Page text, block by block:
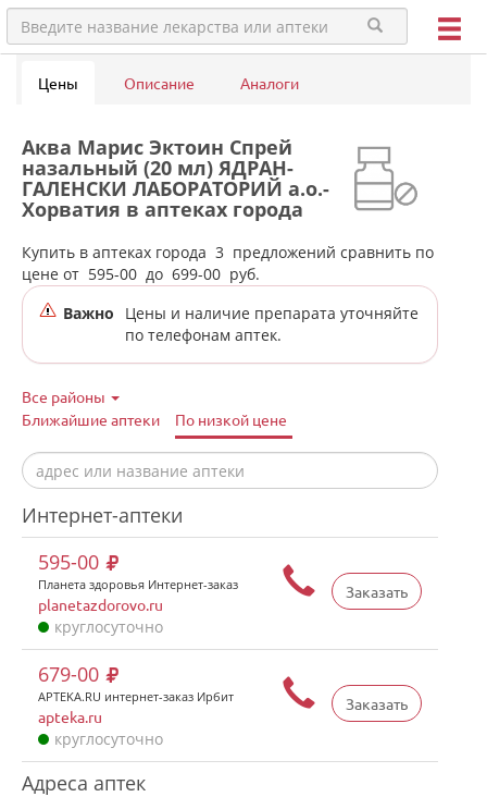
Цены Описание Аналоги
Аква Марис Эктоин Спрей
назальный (20 мл) ЯДРАН-
ГАЛЕНСКИ ЛАБОРАТОРИЙ а.о.-
Хорватия в аптеках города
Ирбита
Купить в аптеках города 3 предложений сравнить по
цене от 595-00 до 699-00 руб.
Важно
Цены и наличие препарата уточняйте
по телефонам аптек.
Все районы
Ближайшие аптеки
По низкой цене
Интернет-аптеки
Заказать
595-00
Планета здоровья Интернет-заказ
planetazdorovo.ru
круглосуточно
Заказать
679-00
APTEKA.RU интернет-заказ Ирбит
apteka.ru
круглосуточно
Адреса аптек